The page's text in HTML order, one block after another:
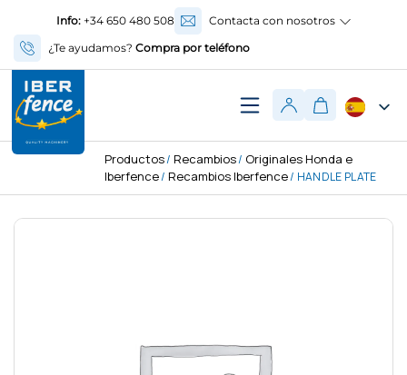
Info:+34 650 480 508
Contacta con nosotros
¿Te ayudamos? Compra por teléfono
Productos/ Recambios/ Originales Honda e
Iberfence/ Recambios Iberfence/ HANDLE PLATE